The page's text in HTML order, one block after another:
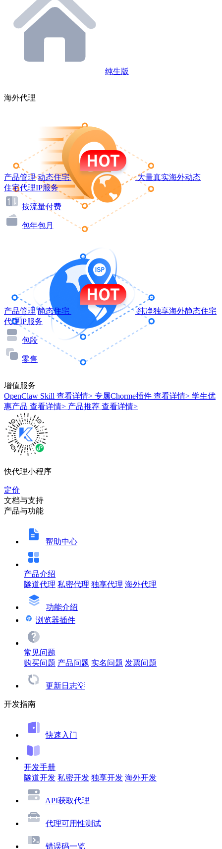
纯生版
海外代理
产品管理 动态住宅
大量真实海外动态
住宅代理IP服务
按流量付费
包年包月
产品管理 静态住宅
纯净独享海外静态住宅
代理IP服务
包段
零售
增值服务
OpenClaw Skill 查看详情> 专属Chorme插件 查看详情> 学生优
惠产品 查看详情> 产品推荐 查看详情>
快代理小程序
定价
文档与支持
产品与功能
帮助中心
产品介绍
隧道代理 私密代理 独享代理 海外代理
功能介绍
浏览器插件
常见问题
购买问题 产品问题 实名问题 发票问题
更新日志💡
开发指南
快速入门
开发手册
隧道开发 私密开发 独享开发 海外开发
API获取代理
代理可用性测试
错误码一览